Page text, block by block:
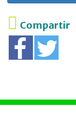
Compartir